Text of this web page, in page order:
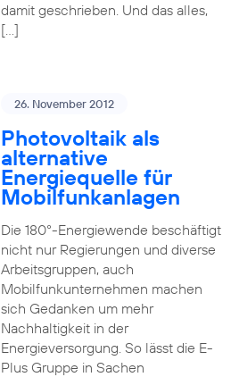
damit geschrieben. Und das alles,
[…]
26. November 2012
Photovoltaik als
alternative
Energiequelle für
Mobilfunkanlagen
Die 180°-Energiewende beschäftigt
nicht nur Regierungen und diverse
Arbeitsgruppen, auch
Mobilfunkunternehmen machen
sich Gedanken um mehr
Nachhaltigkeit in der
Energieversorgung. So lässt die E-
Plus Gruppe in Sachen